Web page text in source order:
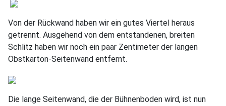
Von der Rückwand haben wir ein gutes Viertel heraus
getrennt. Ausgehend von dem entstandenen, breiten
Schlitz haben wir noch ein paar Zentimeter der langen
Obstkarton-Seitenwand entfernt.
Die lange Seitenwand, die der Bühnenboden wird, ist nun